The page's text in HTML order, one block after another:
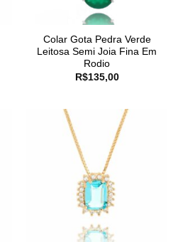
Colar Gota Pedra Verde
Leitosa Semi Joia Fina Em
Rodio
R$135,00